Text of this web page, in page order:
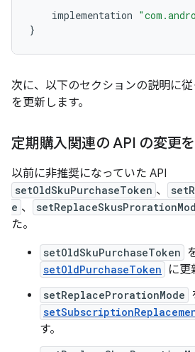
implementation
}
次に、以下のセクションの説明に
を更新します。
定期購入関連の API の変更
以前に非推奨になっていた API
setOldSkuPurchaseToken 、
e 、
た。
setOldSkuPurchaseToken
setOldPurchaseToken に更
setReplaceProrationMode
す。